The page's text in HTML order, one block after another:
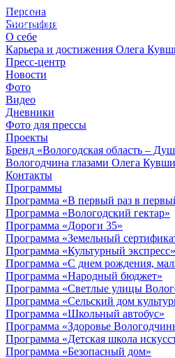
Персона
Биография
О себе
Карьера и достижения Олега
Пресс-центр
Новости
Фото
Видео
Дневники
Фото для прессы
Проекты
Бренд «Вологодская область –
Вологодчина глазами Олега
Контакты
Программы
Программа «В первый раз в
Программа «Вологодский гектар»
Программа «Дороги 35»
Программа «Земельный
Программа «Культурный экспресс»
Программа «С днем рождения,
Программа «Народный бюджет»
Программа «Светлые улицы
Программа «Сельский дом
Программа «Школьный автобус»
Программа «Здоровье
Программа «Детская школа
Программа «Безопасный дом»
© 2012 - 2023,
КУВШИННИКОВ О.А.